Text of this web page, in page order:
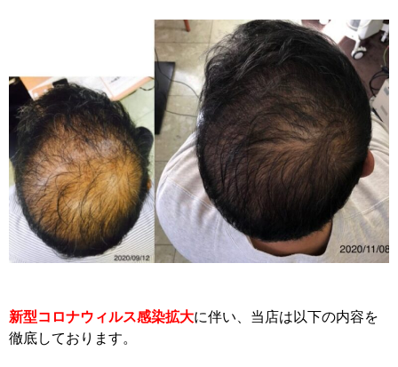
新型コロナウィルス感染拡大に伴い、当店は以下の内容を
徹底しております。